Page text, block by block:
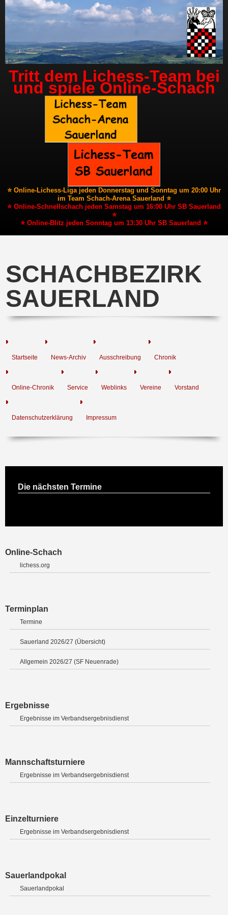
Tritt dem Lichess-Team bei
und spiele Online-Schach
⭐ Online-Lichess-Liga jeden Donnerstag und Sonntag um 20:00 Uhr
im Team Schach-Arena Sauerland ⭐
⭐ Online-Schnellschach jeden Samstag um 16:00 Uhr SB Sauerland
⭐
⭐ Online-Blitz jeden Sonntag um 13:30 Uhr SB Sauerland ⭐
SCHACHBEZIRK
SAUERLAND
Startseite News-Archiv Ausschreibung Chronik
Online-Chronik Service Weblinks Vereine Vorstand
Datenschutzerklärung Impressum
Die nächsten Termine
Online-Schach
lichess.org
Terminplan
Termine
Sauerland 2026/27 (Übersicht)
Allgemein 2026/27 (SF Neuenrade)
Ergebnisse
Ergebnisse im Verbandsergebnisdienst
Mannschaftsturniere
Ergebnisse im Verbandsergebnisdienst
Einzelturniere
Ergebnisse im Verbandsergebnisdienst
Sauerlandpokal
Sauerlandpokal